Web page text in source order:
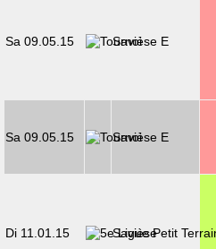
Sa 09.05.15 Savièse E
Sa 09.05.15 Savièse E
Di 11.01.15 Savièse